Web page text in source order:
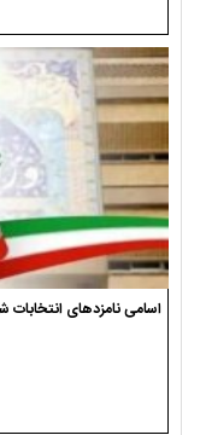
اسامی نامزدهای